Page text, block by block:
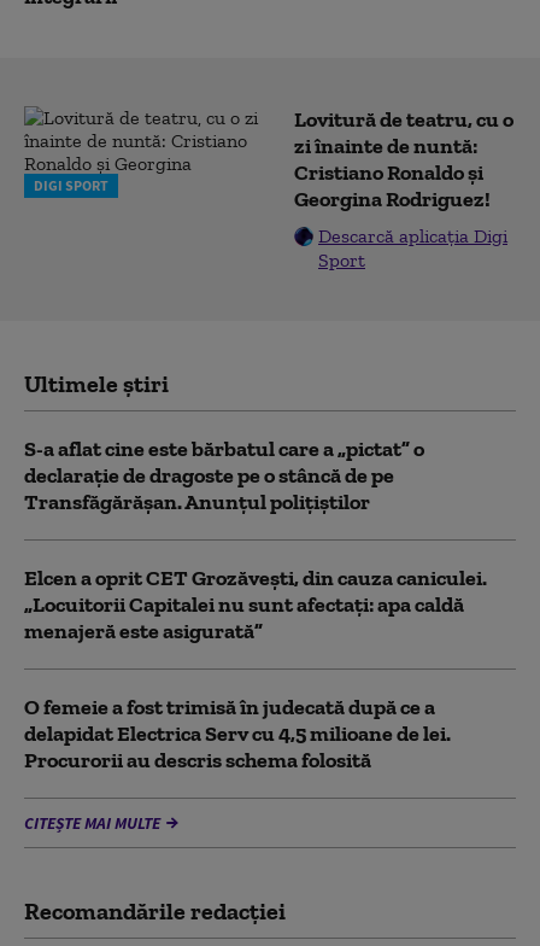
DIGI SPORT
Lovitură de teatru, cu o
zi înainte de nuntă:
Cristiano Ronaldo și
Georgina Rodriguez!
Descarcă aplicația Digi
Sport
Ultimele știri
S-a aflat cine este bărbatul care a „pictat” o
declarație de dragoste pe o stâncă de pe
Transfăgărășan. Anunțul polițiștilor
Elcen a oprit CET Grozăveşti, din cauza caniculei.
„Locuitorii Capitalei nu sunt afectați: apa caldă
menajeră este asigurată”
O femeie a fost trimisă în judecată după ce a
delapidat Electrica Serv cu 4,5 milioane de lei.
Procurorii au descris schema folosită
CITEȘTE MAI MULTE
Recomandările redacţiei